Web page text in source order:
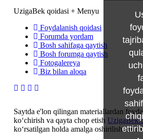
UzigaBek qoidasi + Menyu
Foydalanish qoidasi
Forumda yordam
Bosh sahifaga qaytish
Bosh forumga qaytish
Fotogalereya
Biz bilan aloqa
Saytda e'lon qilingan materiallardan
ko‘chirish va qayta chop etish
ko‘rsatilgan holda amalga oshirilishi